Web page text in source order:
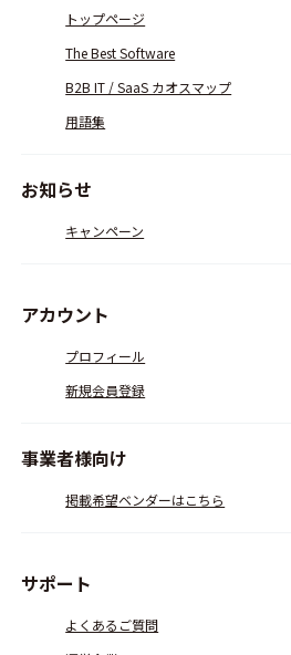
トップページ
The Best Software
B2B IT / SaaS カオスマップ
用語集
お知らせ
キャンペーン
アカウント
プロフィール
新規会員登録
事業者様向け
掲載希望ベンダーはこちら
サポート
よくあるご質問